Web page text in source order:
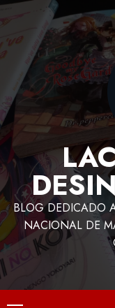
BLOG DEDICADO
NACIONAL DE